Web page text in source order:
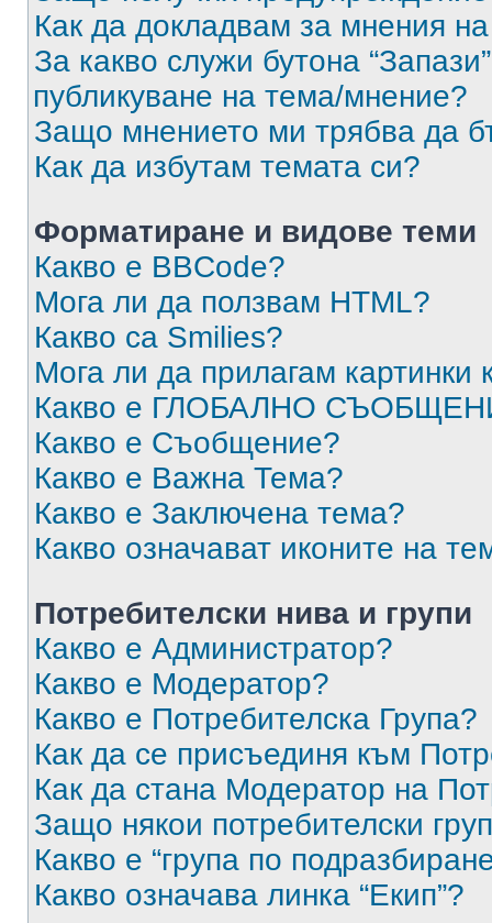
Как да докладвам за мнения
За какво служи бутона
публикуване на тема/мнение?
Защо мнението ми трябва да
Как да избутам темата си?
Форматиране и видове теми
Какво е BBCode?
Мога ли да ползвам HTML?
Какво са Smilies?
Мога ли да прилагам
Какво е ГЛОБАЛНО
Какво е Съобщение?
Какво е Важна Тема?
Какво е Заключена тема?
Какво означават иконите на
Потребителски нива и групи
Какво е Администратор?
Какво е Модератор?
Какво е Потребителска Група?
Как да се присъединя към
Как да стана Модератор на
Защо някои потребителски
Какво е “група по
Какво означава линка “Екип”?